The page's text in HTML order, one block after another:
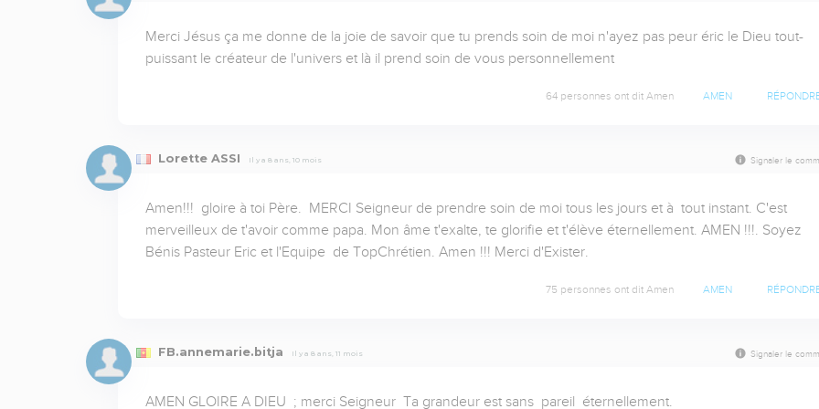
Merci Jésus ça me donne de la joie de savoir que tu prends soin de moi n'ayez pas peur éric le Dieu tout-
puissant le créateur de l'univers et là il prend soin de vous personnellement
64 personnes ont dit Amen AMEN
Lorette ASSI Il y a 8 ans, 10 mois Signaler le
Amen!!!  gloire à toi Père.  MERCI Seigneur de prendre soin de moi tous les jours et à  tout instant. C'est
merveilleux de t'avoir comme papa. Mon âme t'exalte, te glorifie et t'élève éternellement. AMEN !!!. Soyez
Bénis Pasteur Eric et l'Equipe  de TopChrétien. Amen !!! Merci d'Exister.
75 personnes ont dit Amen AMEN
FB.annemarie.bitja Il y a 8 ans, 11 mois Signaler le
AMEN GLOIRE A DIEU  ; merci Seigneur  Ta grandeur est sans  pareil  éternellement.